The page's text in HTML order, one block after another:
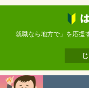
就職なら地方で」を応援